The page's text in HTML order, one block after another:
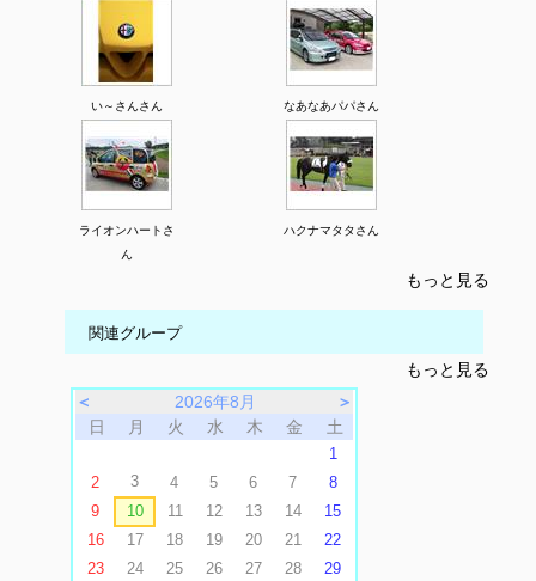
い～さんさん なあなあパパさん
ライオンハートさ
ん
ハクナマタタさん
もっと見る
関連グループ
もっと見る
＜
2026年8月
＞
日
月 火 水 木 金 土
1
2
3 4 5 6 7
8
9
10 11 12 13 14
15
16
17 18 19 20 21
22
23
24 25 26 27 28 29